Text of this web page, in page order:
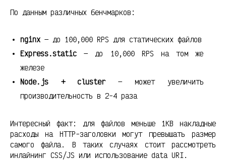
По данным различных бенчмарков:
nginx — до 100,000 RPS для статических файлов
Express.static — до 10,000 RPS на том же
железе
Node.js + cluster— может увеличить
производительность в 2-4 раза
Интересный факт: для файлов меньше 1KB накладные
расходы на HTTP-заголовки могут превышать размер
самого файла. В таких случаях стоит рассмотреть
инлайнинг CSS/JS или использование data URI.